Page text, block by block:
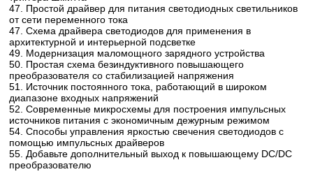
47. Простой драйвер для питания светодиодных светильников
от сети переменного тока
47. Схема драйвера светодиодов для применения в
архитектурной и интерьерной подсветке
49. Модернизация маломощного зарядного устройства
50. Простая схема безиндуктивного повышающего
преобразователя со стабилизацией напряжения
51. Источник постоянного тока, работающий в широком
диапазоне входных напряжений
52. Современные микросхемы для построения импульсных
источников питания с экономичным дежурным режимом
54. Способы управления яркостью свечения светодиодов с
помощью импульсных драйверов
55. Добавьте дополнительный выход к повышающему DC/DC
преобразователю